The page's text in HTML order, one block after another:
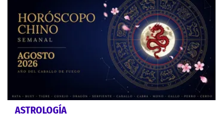
ASTROLOGÍA